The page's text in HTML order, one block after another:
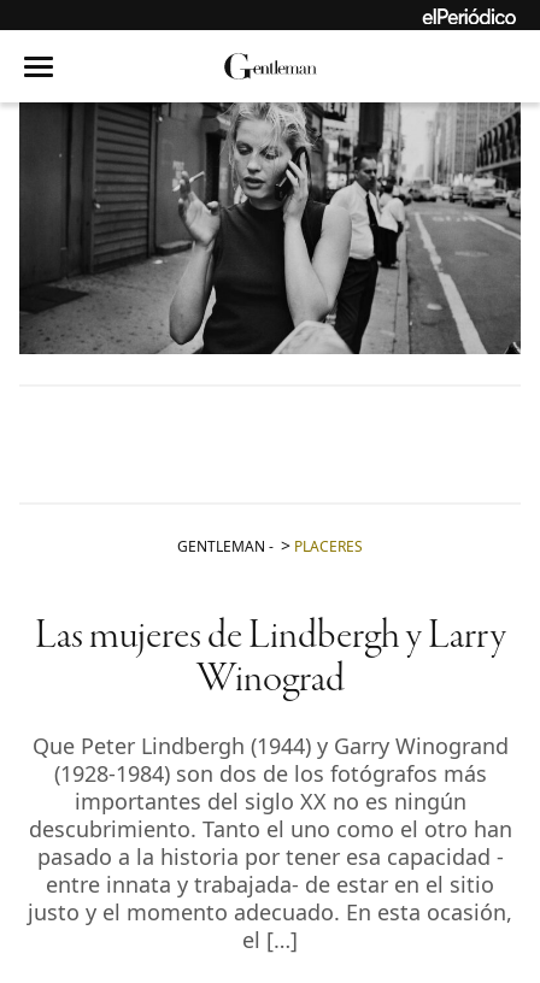
GENTLEMAN - PLACERES
Las mujeres de Lindbergh y Larry
Winograd
Que Peter Lindbergh (1944) y Garry Winogrand
(1928-1984) son dos de los fotógrafos más
importantes del siglo XX no es ningún
descubrimiento. Tanto el uno como el otro han
pasado a la historia por tener esa capacidad -
entre innata y trabajada- de estar en el sitio
justo y el momento adecuado. En esta ocasión,
el […]